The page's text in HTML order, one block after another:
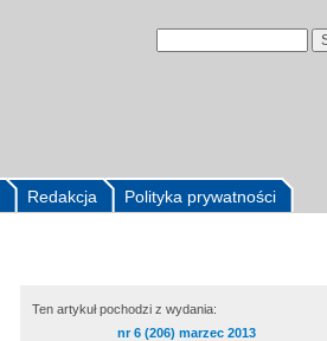
Polityka prywatności
Redakcja
Ten artykuł pochodzi z wydania:
nr 6 (206) marzec 2013